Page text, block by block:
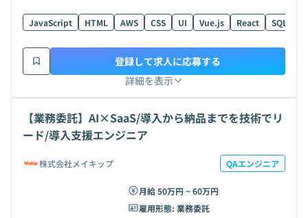
JavaScript HTML AWS CSS UI Vue.js React SQL
詳細を表示
登録して求人に応募する
【業務委託】AI×SaaS/導入から納品までを技術でリ
ード/導入支援エンジニア
株式会社メイキップ QAエンジニア
月給 50万円 ~ 60万円
雇用形態: 業務委託